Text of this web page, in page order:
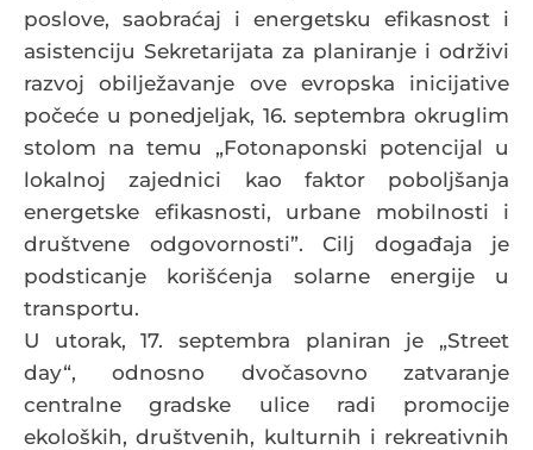
poslove, saobraćaj i energetsku efikasnost i
asistenciju Sekretarijata za planiranje i održivi
razvoj obilježavanje ove evropska inicijative
počeće u ponedjeljak, 16. septembra okruglim
stolom na temu „Fotonaponski potencijal u
lokalnoj zajednici kao faktor poboljšanja
energetske efikasnosti, urbane mobilnosti i
društvene odgovornosti”. Cilj događaja je
podsticanje korišćenja solarne energije u
transportu.
U utorak, 17. septembra planiran je „Street
day“, odnosno dvočasovno zatvaranje
centralne gradske ulice radi promocije
ekoloških, društvenih, kulturnih i rekreativnih